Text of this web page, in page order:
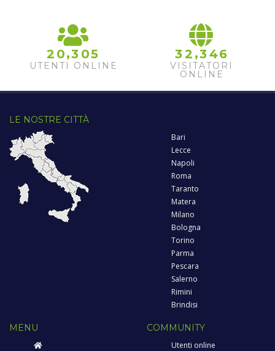
2 0,3 05
UTENTI ONLINE
32 ,346
VISITATORI
ONLINE
LE NOSTRE CITTÀ
Bari
Lecce
Napoli
Roma
Taranto
Matera
Milano
Bologna
Torino
Parma
Pescara
Salerno
Rimini
Brindisi
MENU COMMUNITY
Utenti online